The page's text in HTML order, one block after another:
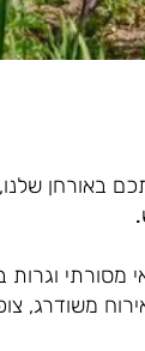
באורחן
.
מסורתי וגרות
משודרג,